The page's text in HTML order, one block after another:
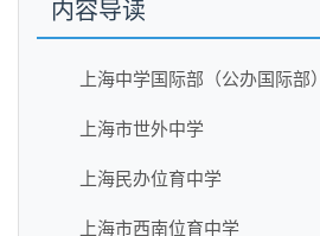
内容导读
上海中学国际部（公办国际部）
上海市世外中学
上海民办位育中学
上海市西南位育中学